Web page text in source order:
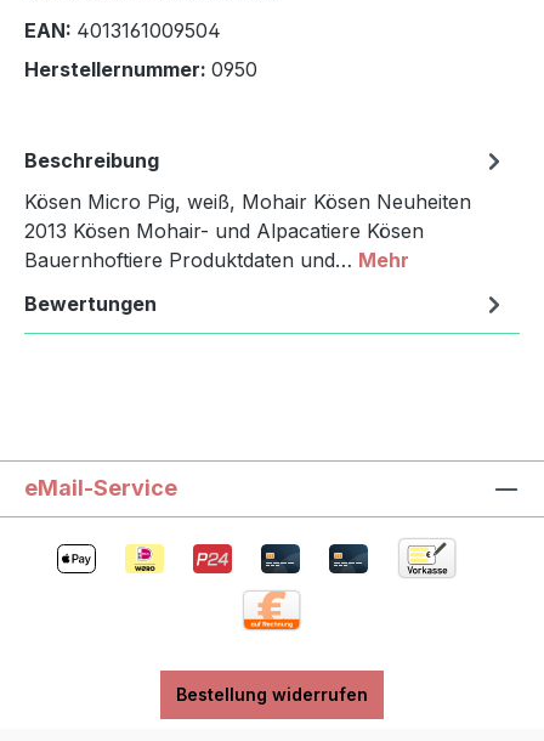
EAN: 4013161009504
Herstellernummer: 0950
Beschreibung
Kösen Micro Pig, weiß, Mohair Kösen Neuheiten
2013 Kösen Mohair- und Alpacatiere Kösen
Bauernhoftiere Produktdaten und… Mehr
Bewertungen
eMail-Service
Bestellung widerrufen